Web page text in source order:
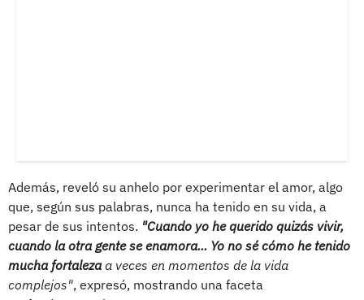
Además, reveló su anhelo por experimentar el amor, algo
que, según sus palabras, nunca ha tenido en su vida, a
pesar de sus intentos. "Cuando yo he querido quizás vivir,
cuando la otra gente se enamora... Yo no sé cómo he tenido
mucha fortalezaa veces en momentos de la vida
complejos", expresó, mostrando una faceta